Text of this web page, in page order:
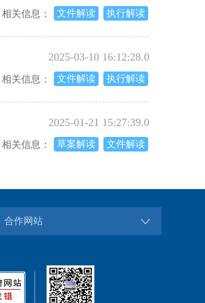
朝政办发〔2024〕45号
解读 图解 朝政办发〔2024〕44号
解读 图解 朝政办发〔2024〕41号
解读 图解 朝政办发〔2024〕39号
解读 图解 朝政办发〔2024〕37号
朝政办发〔2024〕33号
朝政办发〔2024〕30号
合作网站